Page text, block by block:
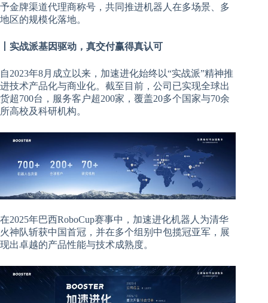
予金牌渠道代理商称号，共同推进机器人在多场景、多
地区的规模化落地。
丨实战派基因驱动，真交付赢得真认可
自2023年8月成立以来，加速进化始终以“实战派”精神推
进技术产品化与商业化。截至目前，公司已实现全球出
货超700台，服务客户超200家，覆盖20多个国家与70余
所高校及科研机构。
在2025年巴西RoboCup赛事中，加速进化机器人为清华
火神队斩获中国首冠，并在多个组别中包揽冠亚军，展
现出卓越的产品性能与技术成熟度。